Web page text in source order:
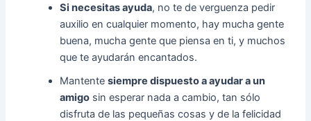
Si necesitas ayuda, no te de verguenza pedir
auxilio en cualquier momento, hay mucha gente
buena, mucha gente que piensa en ti, y muchos
que te ayudarán encantados.
Mantentesiempre dispuesto a ayudar a un
amigo sin esperar nada a cambio, tan sólo
disfruta de las pequeñas cosas y de la felicidad